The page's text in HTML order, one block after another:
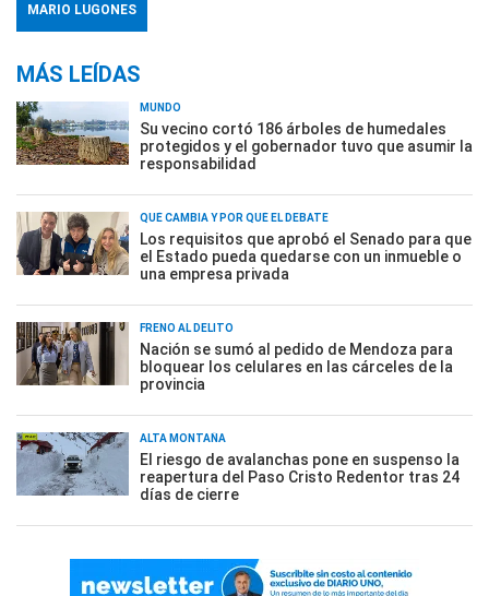
MARIO LUGONES
MÁS LEÍDAS
MUNDO
Su vecino cortó 186 árboles de humedales
protegidos y el gobernador tuvo que asumir la
responsabilidad
QUÉ CAMBIA Y POR QUÉ EL DEBATE
Los requisitos que aprobó el Senado para que
el Estado pueda quedarse con un inmueble o
una empresa privada
FRENO AL DELITO
Nación se sumó al pedido de Mendoza para
bloquear los celulares en las cárceles de la
provincia
ALTA MONTAÑA
El riesgo de avalanchas pone en suspenso la
reapertura del Paso Cristo Redentor tras 24
días de cierre